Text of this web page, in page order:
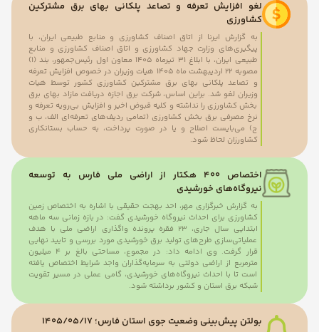
لغو افزایش تعرفه و تصاعد پلکانی بهای برق مشترکین
کشاورزی
به گزارش ایرنا از اتاق اصناف کشاورزی و منابع طبیعی ایران، با
پیگیری‌های وزارت جهاد کشاورزی و اتاق اصناف کشاورزی و منابع
طبیعی ایران، با ابلاغ ۳۱ تیرماه ۱۴۰۵ معاون اول رئیس‌جمهور، بند (۱)
مصوبه ۲۲ اردیبهشت ماه ۱۴۰۵ هیات وزیران در خصوص افزایش تعرفه
و تصاعد پلکانی بهای برق مشترکین کشاورزی کشور توسط هیات
وزیران لغو شد. براین اساس، شرکت برق اجازه دریافت مازاد بهای برق
بخش کشاورزی را نداشته و کلیه‌ قبوض‌ اخیر و افزایش بی‌رویه تعرفه و
نرخ مصرفی برق بخش کشاورزی (تمامی ردیف‌های تعرفه‌ای الف، ب و
ج) می‌بایست اصلاح و یا در صورت پرداخت، به حساب بستانکاری
کشاورزان لحاظ شود.
اختصاص ۴۰۰ هکتار از اراضی ملی فارس به توسعه
نیروگاه‌های خورشیدی
به گزارش خبرگزاری مهر، احد بهجت حقیقی با اشاره به اختصاص زمین
کشاورزی برای احداث نیروگاه خورشیدی گفت: در بازه زمانی سه ماهه
ابتدایی سال جاری، ۲۳ فقره پرونده واگذاری اراضی ملی با هدف
عملیاتی‌سازی طرح‌های تولید برق خورشیدی مورد بررسی و تایید نهایی
قرار گرفت. وی ادامه داد: در مجموع، مساحتی بالغ بر ۴ میلیون
مترمربع از اراضی دولتی به سرمایه‌گذاران واجد شرایط اختصاص یافته
است تا با احداث نیروگاه‌های خورشیدی، گامی عملی در مسیر تقویت
شبکه برق استان و کشور برداشته شود.
بولتن پیش‌بینی وضعیت جوی استان فارس؛ 1405/05/17